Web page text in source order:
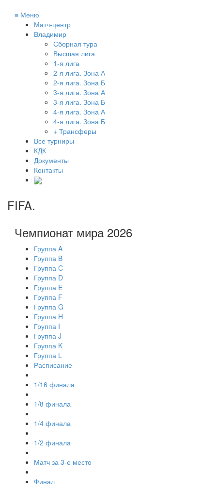
≡ Меню
Матч-центр
Владимир
Сборная тура
Высшая лига
1-я лига
2-я лига. Зона А
2-я лига. Зона Б
3-я лига. Зона А
3-я лига. Зона Б
4-я лига. Зона А
4-я лига. Зона Б
+ Трансферы
Все турниры
КДК
Документы
Контакты
FIFA.
Чемпионат мира 2026
Группа A
Группа B
Группа C
Группа D
Группа E
Группа F
Группа G
Группа H
Группа I
Группа J
Группа K
Группа L
Расписание
1/16 финала
1/8 финала
1/4 финала
1/2 финала
Матч за 3-е место
Финал